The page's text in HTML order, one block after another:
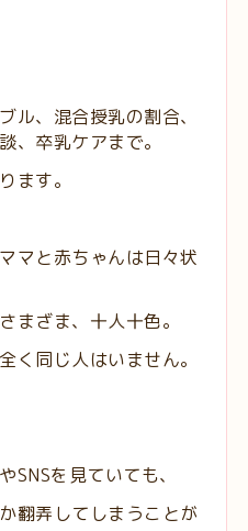
ル、混合授乳の割合、
、卒乳ケアまで。
ます。
マと赤ちゃんは日々状
まざま、十人十色。
く同じ人はいません。
SNSを見ていても、
翻弄してしまうことが